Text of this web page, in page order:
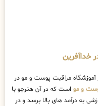
خداآفرین
آموزشگاه مراقبت پوست و مو در
و مو است که در آن هنرجو با
به درآمد های بالا برسد و در